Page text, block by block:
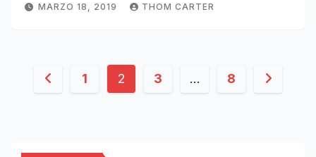
MARZO 18, 2019 THOM CARTER
Paginación
1 2 3 … 8